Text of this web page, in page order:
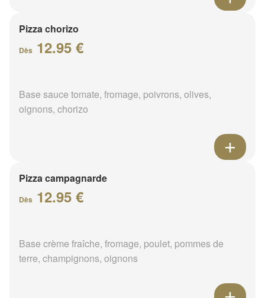
Pizza chorizo
Dès 12.95 €
Base sauce tomate, fromage, poivrons, olives,
oignons, chorizo
Pizza campagnarde
Dès 12.95 €
Base crème fraîche, fromage, poulet, pommes de
terre, champignons, oignons